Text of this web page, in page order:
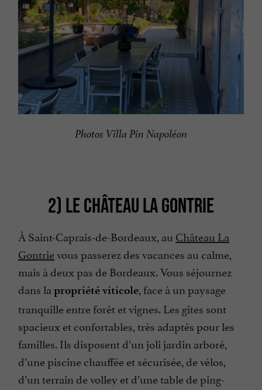
Photos Villa Pin Napoléon
2) LE CHÂTEAU LA GONTRIE
À Saint-Caprais-de-Bordeaux, au Château La
Gontrievous passerez des vacances au calme,
mais à deux pas de Bordeaux. Vous séjournez
dans la propriété viticole, face à un paysage
tranquille entre forêt et vignes. Les gîtes sont
spacieux et confortables, très adaptés pour les
familles. Ils disposent d’un joli jardin arboré,
d’une piscine chauffée et sécurisée, de vélos,
d’un terrain de volley et d’une table de ping-